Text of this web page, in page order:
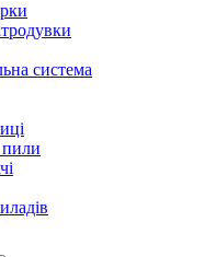
система
пили